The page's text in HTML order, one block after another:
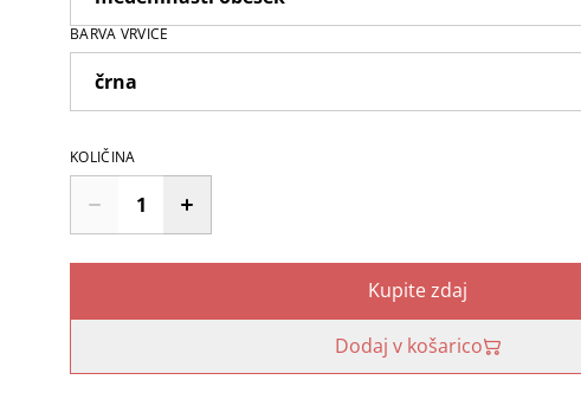
BARVA VRVICE
KOLIČINA
Kupite zdaj
Dodaj v košarico